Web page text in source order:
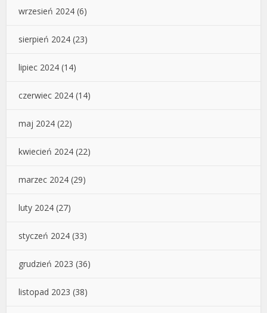
wrzesień 2024 (6)
sierpień 2024 (23)
lipiec 2024 (14)
czerwiec 2024 (14)
maj 2024 (22)
kwiecień 2024 (22)
marzec 2024 (29)
luty 2024 (27)
styczeń 2024 (33)
grudzień 2023 (36)
listopad 2023 (38)